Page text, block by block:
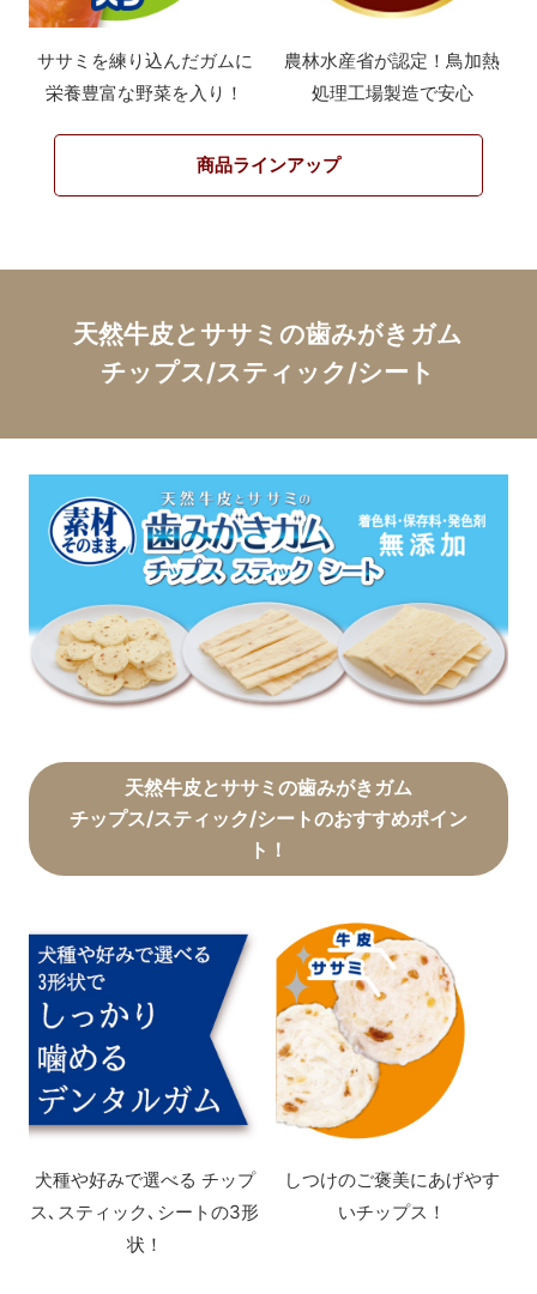
ササミを練り込んだガムに
栄養豊富な野菜を入り！
農林水産省が認定！鳥加熱
処理工場製造で安心
商品ラインアップ
天然牛皮とササミの歯みがきガム
チップス/スティック/シート
天然牛皮とササミの歯みがきガム
チップス/スティック/シートのおすすめポイン
ト！
犬種や好みで選べる チップ
ス､スティック､シートの3形
状！
しつけのご褒美にあげやす
いチップス！